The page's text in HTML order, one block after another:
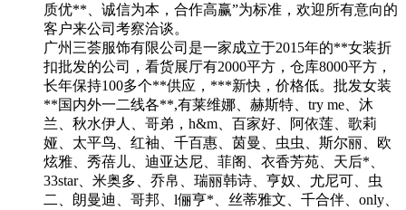
质优**、诚信为本，合作高赢”为标准，欢迎所有意向的
客户来公司考察洽谈。
广州三荟服饰有限公司是一家成立于2015年的**女装折
扣批发的公司，看货展厅有2000平方，仓库8000平方，
长年保持100多个**供应，***新快，价格低。批发女装
**国内外一二线各**,有莱维娜、赫斯特、try me、沐
兰、秋水伊人、哥弟，h&m、百家好、阿依莲、歌莉
娅、太平鸟、红袖、千百惠、茵曼、虫虫、斯尔丽、欧
炫雅、秀蓓儿、迪亚达尼、菲阁、衣香芳苑、天后*、
33star、米奥多、乔帛、瑞丽韩诗、亨奴、尤尼可、虫
二、朗曼迪、哥邦、l俪亨*、丝蒂雅文、千合伴、only、